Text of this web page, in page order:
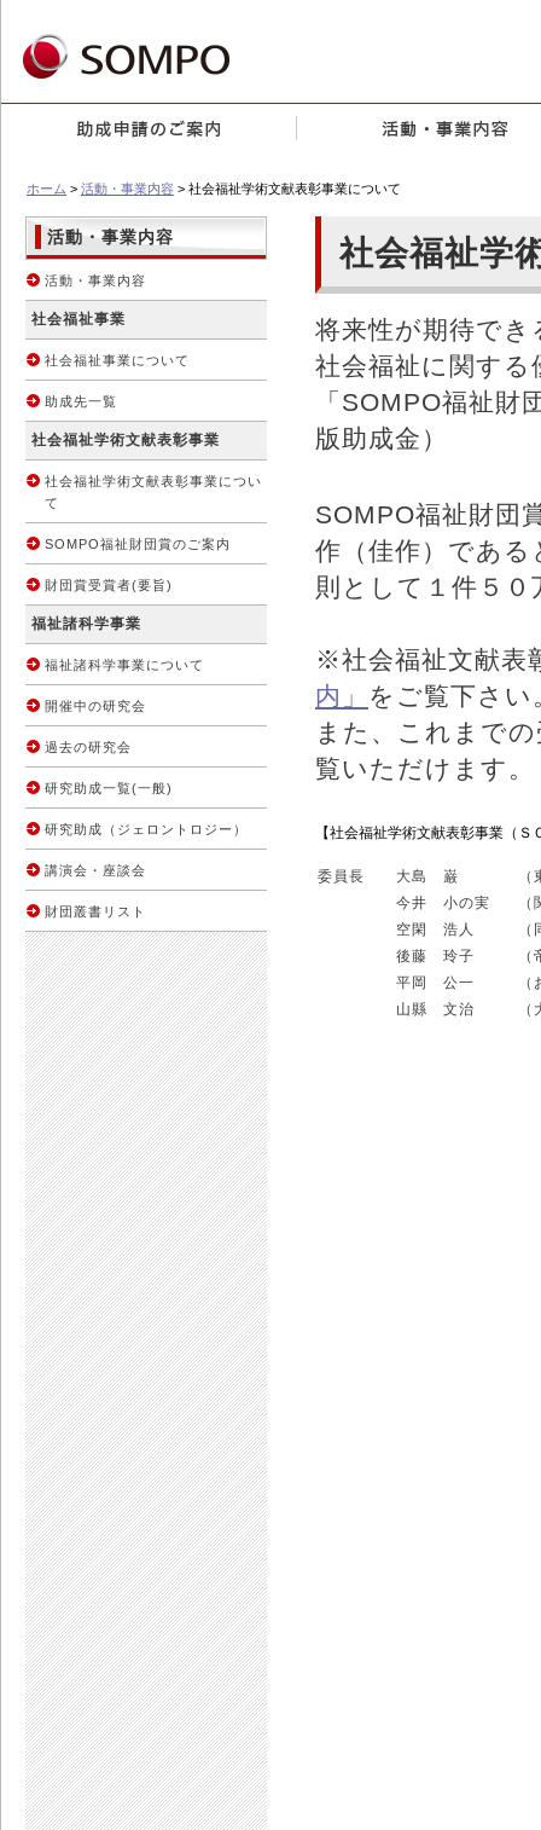
ホーム > 活動・事業内容 > 社会福祉学術文献表彰事業について
社会福祉学
将来性が期待で
社会福祉に関す
「SOMPO福祉
版助成金）
SOMPO福祉財団
作（佳作）である
則として１件５
※社会福祉文献表
内」 をご覧下さい
また、これまで
覧いただけます。
【社会福祉学術文献表彰事業（
委員長 大島 巌
今井 小の実
空閑 浩人
後藤 玲子
平岡 公一
山縣 文治
活動・事業内容
活動・事業内容
社会福祉事業
社会福祉事業について
助成先一覧
社会福祉学術文献表彰事業
社会福祉学術文献表彰事業につい
て
SOMPO福祉財団賞のご案内
財団賞受賞者(要旨)
福祉諸科学事業
福祉諸科学事業について
開催中の研究会
過去の研究会
研究助成一覧(一般)
研究助成（ジェロントロジー）
講演会・座談会
財団叢書リスト